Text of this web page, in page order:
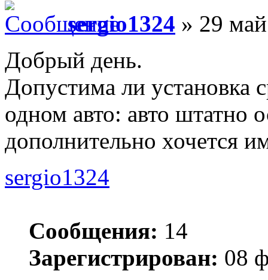
sergio1324 » 29
Добрый день.
Допустима ли установка
одном авто: авто штатно
дополнительно хочется
sergio1324
Сообщения: 14
Зарегистрирован: 08